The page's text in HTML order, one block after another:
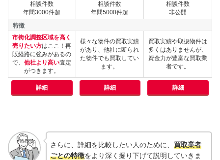
特徴
特徴
相談件数
年間3000件超
市街化調整区域を高く
売りたい方はここ！再
販経路に強みがあるの
で、他社より高い査定
がつきます。
詳細
相談件数
年間5000件超
様々な物件の買取実績
があり、他社に断られ
た物件でも買取してい
ます。
詳細
相談件数
非公開
買取実績や取扱物件は
多くはありませんが、
資金力が豊富な買取業
者です。
詳細
さらに、詳細を比較したい人のために、 買取業者
ごとの特徴をより深く掘り下げて説明していきま